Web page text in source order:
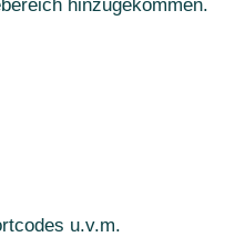
hinzugekommen.
u.v.m.